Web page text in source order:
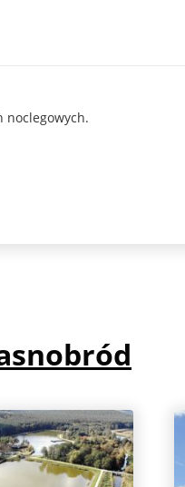
noclegowych.